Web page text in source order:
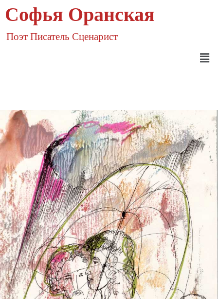
Софья Оранская
Поэт Писатель Сценарист